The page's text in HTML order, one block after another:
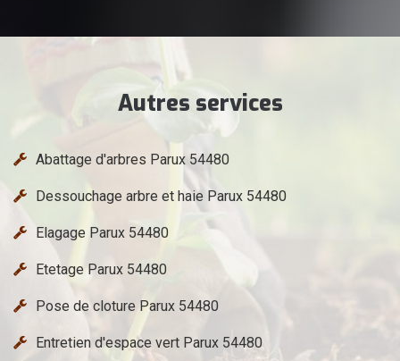
Autres services
Abattage d'arbres Parux 54480
Dessouchage arbre et haie Parux 54480
Elagage Parux 54480
Etetage Parux 54480
Pose de cloture Parux 54480
Entretien d'espace vert Parux 54480